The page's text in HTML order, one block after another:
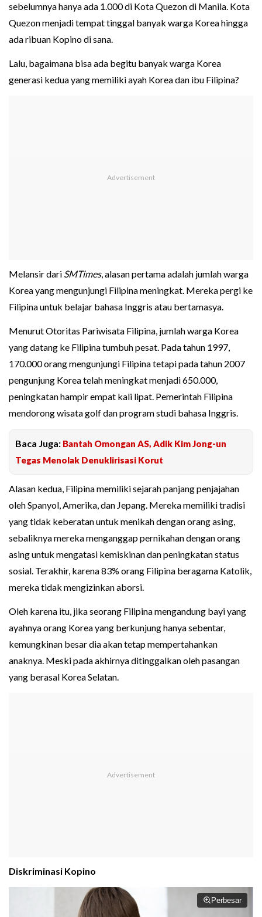
sebelumnya hanya ada 1.000 di Kota Quezon di Manila. Kota
Quezon menjadi tempat tinggal banyak warga Korea hingga
ada ribuan Kopino di sana.
Lalu, bagaimana bisa ada begitu banyak warga Korea
generasi kedua yang memiliki ayah Korea dan ibu Filipina?
Melansir dari SMTimes, alasan pertama adalah jumlah warga
Korea yang mengunjungi Filipina meningkat. Mereka pergi ke
Filipina untuk belajar bahasa Inggris atau bertamasya.
Menurut Otoritas Pariwisata Filipina, jumlah warga Korea
yang datang ke Filipina tumbuh pesat. Pada tahun 1997,
170.000 orang mengunjungi Filipina tetapi pada tahun 2007
pengunjung Korea telah meningkat menjadi 650.000,
peningkatan hampir empat kali lipat. Pemerintah Filipina
mendorong wisata golf dan program studi bahasa Inggris.
Baca Juga: Bantah Omongan AS, Adik Kim Jong-un
Tegas Menolak Denuklirisasi Korut
Alasan kedua, Filipina memiliki sejarah panjang penjajahan
oleh Spanyol, Amerika, dan Jepang. Mereka memiliki tradisi
yang tidak keberatan untuk menikah dengan orang asing,
sebaliknya mereka menganggap pernikahan dengan orang
asing untuk mengatasi kemiskinan dan peningkatan status
sosial. Terakhir, karena 83% orang Filipina beragama Katolik,
mereka tidak mengizinkan aborsi.
Oleh karena itu, jika seorang Filipina mengandung bayi yang
ayahnya orang Korea yang berkunjung hanya sebentar,
kemungkinan besar dia akan tetap mempertahankan
anaknya. Meski pada akhirnya ditinggalkan oleh pasangan
yang berasal Korea Selatan.
Diskriminasi Kopino
Perbesar